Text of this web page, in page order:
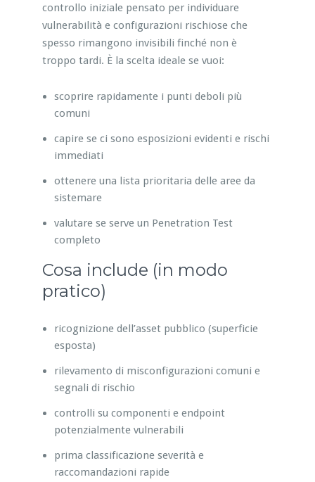
controllo iniziale pensato per individuare
vulnerabilità e configurazioni rischiose che
spesso rimangono invisibili finché non è
troppo tardi. È la scelta ideale se vuoi:
scoprire rapidamente i punti deboli più
comuni
capire se ci sono esposizioni evidenti e rischi
immediati
ottenere una lista prioritaria delle aree da
sistemare
valutare se serve un Penetration Test
completo
Cosa include (in modo
pratico)
ricognizione dell’asset pubblico (superficie
esposta)
rilevamento di misconfigurazioni comuni e
segnali di rischio
controlli su componenti e endpoint
potenzialmente vulnerabili
prima classificazione severità e
raccomandazioni rapide